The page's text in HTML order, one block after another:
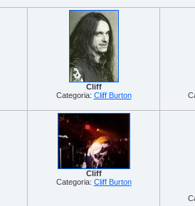
Cliff
Categoria: Cliff Burton
Cliff
Categoria: Cliff Burton